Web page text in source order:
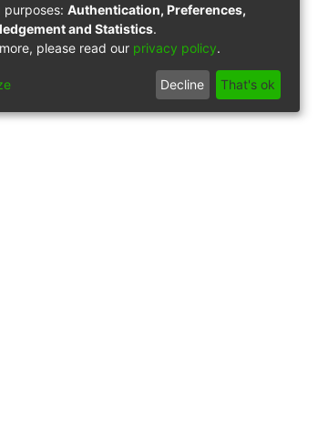
purposes: Authentication, Preferences,
and Statistics.
please read our privacy policy.
Decline That's ok